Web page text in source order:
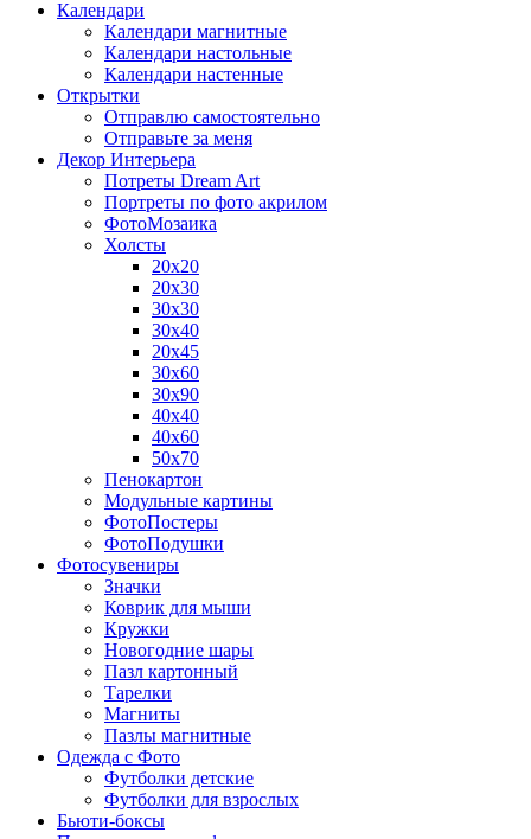
Календари
Календари магнитные
Календари настольные
Календари настенные
Открытки
Отправлю самостоятельно
Отправьте за меня
Декор Интерьера
Потреты Dream Art
Портреты по фото акрилом
ФотоМозаика
Холсты
20х20
20х30
30х30
30х40
20х45
30х60
30х90
40х40
40х60
50х70
Пенокартон
Модульные картины
ФотоПостеры
ФотоПодушки
Фотоcувениры
Значки
Коврик для мыши
Кружки
Новогодние шары
Пазл картонный
Тарелки
Магниты
Пазлы магнитные
Одежда с Фото
Футболки детские
Футболки для взрослых
Бьюти-боксы